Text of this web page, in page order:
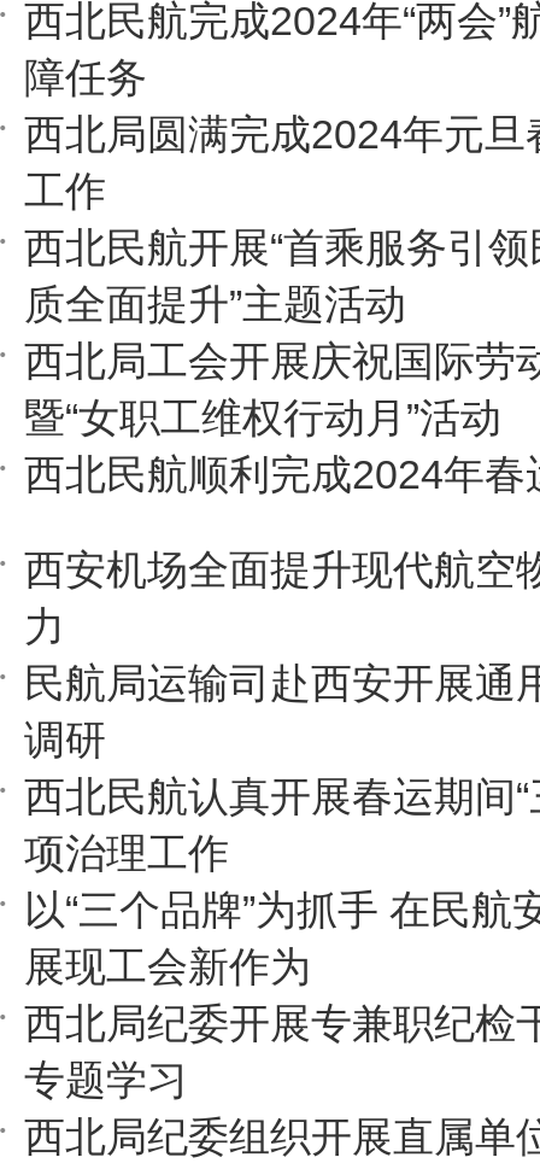
西北民航完成2024年“两会”
障任务
西北局圆满完成2024年元旦
工作
西北民航开展“首乘服务引
质全面提升”主题活动
西北局工会开展庆祝国际劳
暨“女职工维权行动月”活动
西北民航顺利完成2024年春
西安机场全面提升现代航空
力
民航局运输司赴西安开展通
调研
西北民航认真开展春运期间“
项治理工作
以“三个品牌”为抓手 在民航
展现工会新作为
西北局纪委开展专兼职纪检
专题学习
西北局纪委组织开展直属单